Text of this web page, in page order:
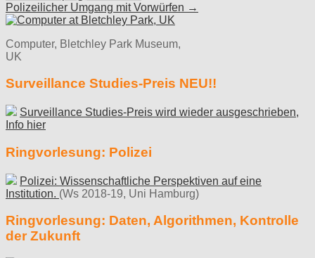
navigation
Polizeilicher Umgang mit Vorwürfen →
Computer, Bletchley Park Museum,
UK
Surveillance Studies-Preis NEU!!
Surveillance Studies-Preis wird wieder ausgeschrieben,
Info hier
Ringvorlesung: Polizei
Polizei: Wissenschaftliche Perspektiven auf eine
Institution. (Ws 2018-19, Uni Hamburg)
Ringvorlesung: Daten, Algorithmen, Kontrolle
der Zukunft